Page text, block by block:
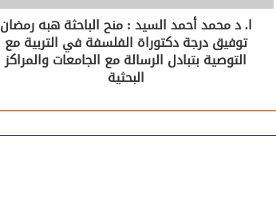
ا. د محمد أحمد السيد : منح الباحثة هبه رمضان
توفيق درجة دكتوراة الفلسفة في التربية مع
التوصية بتبادل الرسالة مع الجامعات والمراكز
البحثية